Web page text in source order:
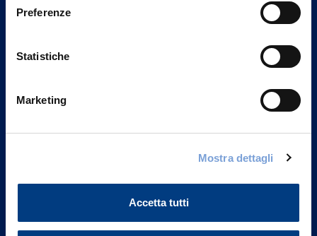
Preferenze
Statistiche
Marketing
Mostra dettagli
Accetta tutti
Vittoria Assicurazioni S.p.A.
Governance